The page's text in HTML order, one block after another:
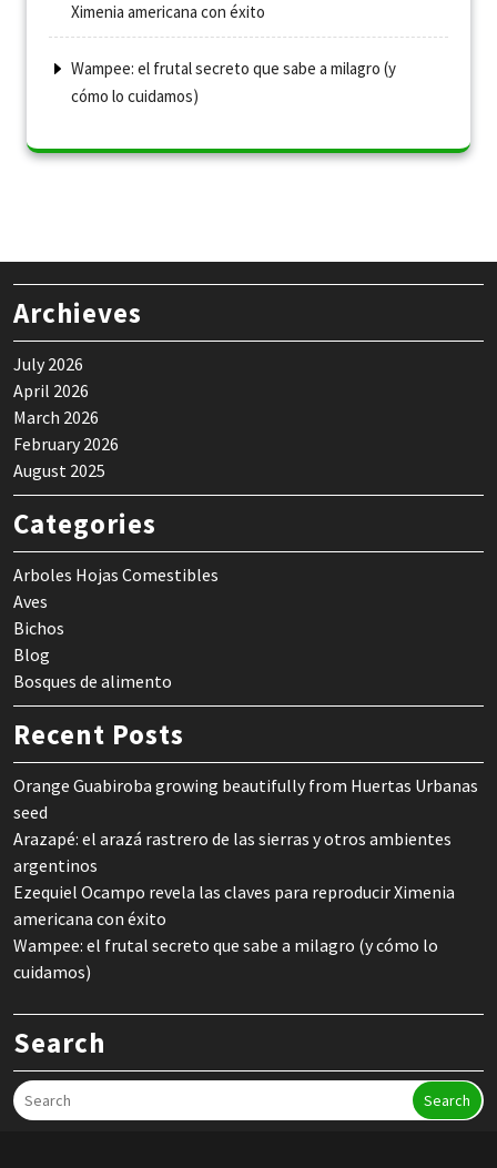
Ximenia americana con éxito
Wampee: el frutal secreto que sabe a milagro (y
cómo lo cuidamos)
Archieves
July 2026
April 2026
March 2026
February 2026
August 2025
Categories
Arboles Hojas Comestibles
Aves
Bichos
Blog
Bosques de alimento
Recent Posts
Orange Guabiroba growing beautifully from Huertas Urbanas
seed
Arazapé: el arazá rastrero de las sierras y otros ambientes
argentinos
Ezequiel Ocampo revela las claves para reproducir Ximenia
americana con éxito
Wampee: el frutal secreto que sabe a milagro (y cómo lo
cuidamos)
Search
Search